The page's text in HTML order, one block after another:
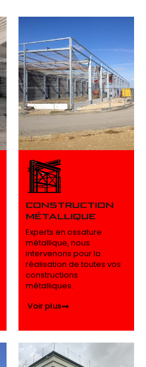
CONSTRUCTION
MÉTALLIQUE
Experts en ossature
métallique, nous
intervenons pour la
réalisation de toutes vos
constructions
métalliques.
Voir plus